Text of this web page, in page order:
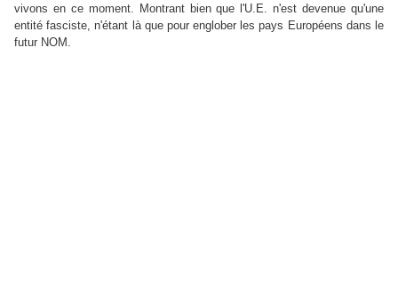
vivons en ce moment. Montrant bien que l'U.E. n'est devenue qu'une
entité fasciste, n'étant là que pour englober les pays Européens dans le
futur NOM.